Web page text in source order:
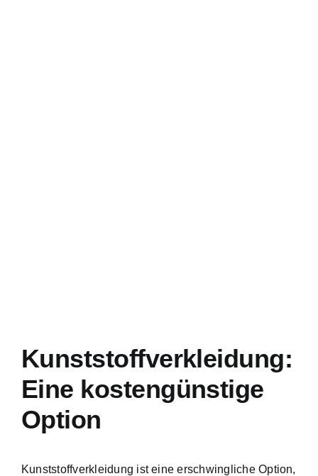
Kunststoffverkleidung:
Eine kostengünstige
Option
Kunststoffverkleidung ist eine erschwingliche Option,